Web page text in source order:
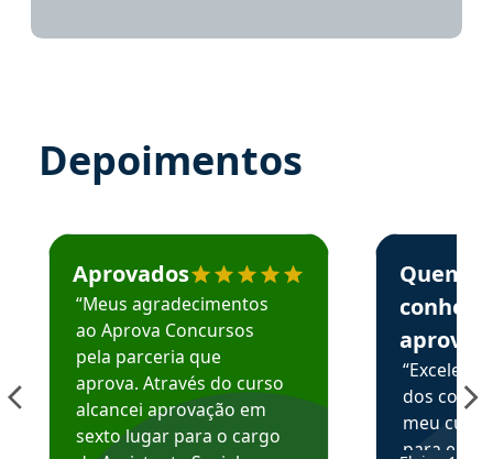
Depoimentos
Estudante José recomenda o Aprova Concursos em
Aprovados
“Meus agradecimentos
ao Aprova Concursos
pela parceria que
aprova. Através do curso
alcancei aprovação em
sexto lugar para o cargo
Estudante
Quem
aprova
dos
meu
para